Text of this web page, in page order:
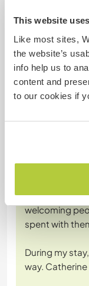
This website
Like most sites,
the website’s
info help us to
content and
to our cookies if
Feedback
and ...)
This was my
decisions I
Catherine and
welcoming
spent with
During my
way.